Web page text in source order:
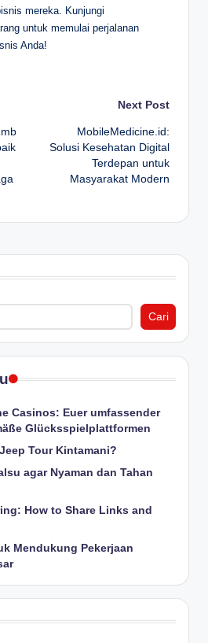
mereka. Kunjungi
untuk memulai perjalanan
Anda!
Next Post
MobileMedicine.id:
Solusi Kesehatan Digital
Terdepan untuk
Masyarakat Modern
Cari
Casinos: Euer umfassender
Glücksspielplattformen
Tour Kintamani?
agar Nyaman dan Tahan
How to Share Links and
Mendukung Pekerjaan